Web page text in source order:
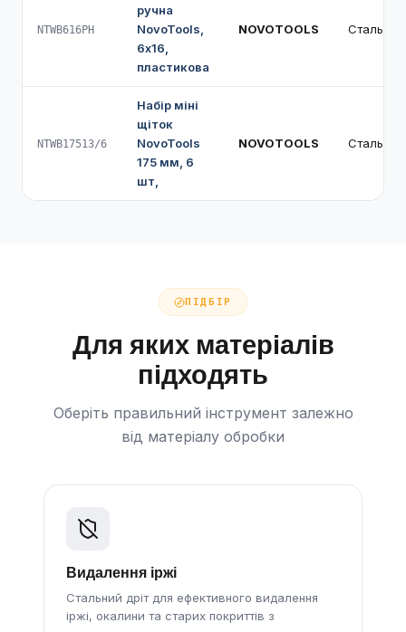
NTWB616PH
ручна
NovoTools,
6х16,
пластикова
NOVOTOOLS Сталь
NTWB17513/6
Набір міні
щіток
NovoTools
175 мм, 6
шт,
NOVOTOOLS Сталь
ПІДБІР
Для яких матеріалів
підходять
Оберіть правильний інструмент залежно
від матеріалу обробки
Видалення іржі
Стальний дріт для ефективного видалення
іржі, окалини та старих покриттів з